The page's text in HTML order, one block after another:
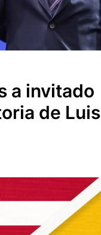
a invitado
de Luis